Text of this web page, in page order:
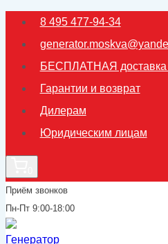
Перейти
содержимому
8 495 477-94-34
БЕСПЛАТНАЯ доставка
Гарантии и возврат
Дилерам
Юридическим лицам
Приём звонков
Пн-Пт 9:00-18:00